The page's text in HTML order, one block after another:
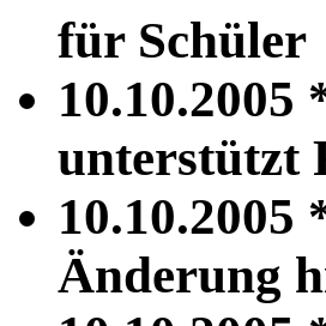
für Schüler
10.10.2005
unterstützt
10.10.2005
Änderung